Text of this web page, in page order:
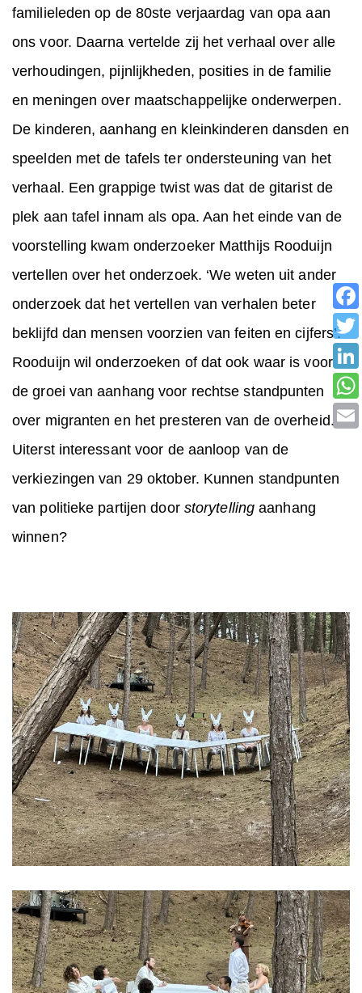
familieleden op de 80ste verjaardag van opa aan
ons voor. Daarna vertelde zij het verhaal over alle
verhoudingen, pijnlijkheden, posities in de familie
en meningen over maatschappelijke onderwerpen.
De kinderen, aanhang en kleinkinderen dansden en
speelden met de tafels ter ondersteuning van het
verhaal. Een grappige twist was dat de gitarist de
plek aan tafel innam als opa. Aan het einde van de
voorstelling kwam onderzoeker Matthijs Rooduijn
vertellen over het onderzoek. ‘We weten uit ander
onderzoek dat het vertellen van verhalen beter
beklijfd dan mensen voorzien van feiten en cijfers’.
Rooduijn wil onderzoeken of dat ook waar is voor
de groei van aanhang voor rechtse standpunten
over migranten en het presteren van de overheid.
Uiterst interessant voor de aanloop van de
verkiezingen van 29 oktober. Kunnen standpunten
van politieke partijen door storytellingaanhang
winnen?